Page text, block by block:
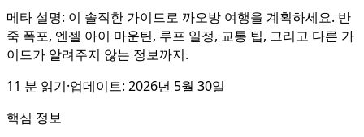
메타 설명: 이 솔직한 가이드로 까오방 여행을 계획하세요. 반
죽 폭포, 엔젤 아이 마운틴, 루프 일정, 교통 팁, 그리고 다른 가
이드가 알려주지 않는 정보까지.
11 분 읽기·업데이트: 2026년 5월 30일
핵심 정보